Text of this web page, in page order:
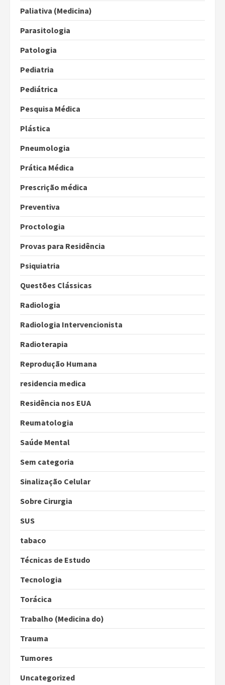
Paliativa (Medicina)
Parasitologia
Patologia
Pediatria
Pediátrica
Pesquisa Médica
Plástica
Pneumologia
Prática Médica
Prescrição médica
Preventiva
Proctologia
Provas para Residência
Psiquiatria
Questões Clássicas
Radiologia
Radiologia Intervencionista
Radioterapia
Reprodução Humana
residencia medica
Residência nos EUA
Reumatologia
Saúde Mental
Sem categoria
Sinalização Celular
Sobre Cirurgia
SUS
tabaco
Técnicas de Estudo
Tecnologia
Torácica
Trabalho (Medicina do)
Trauma
Tumores
Uncategorized